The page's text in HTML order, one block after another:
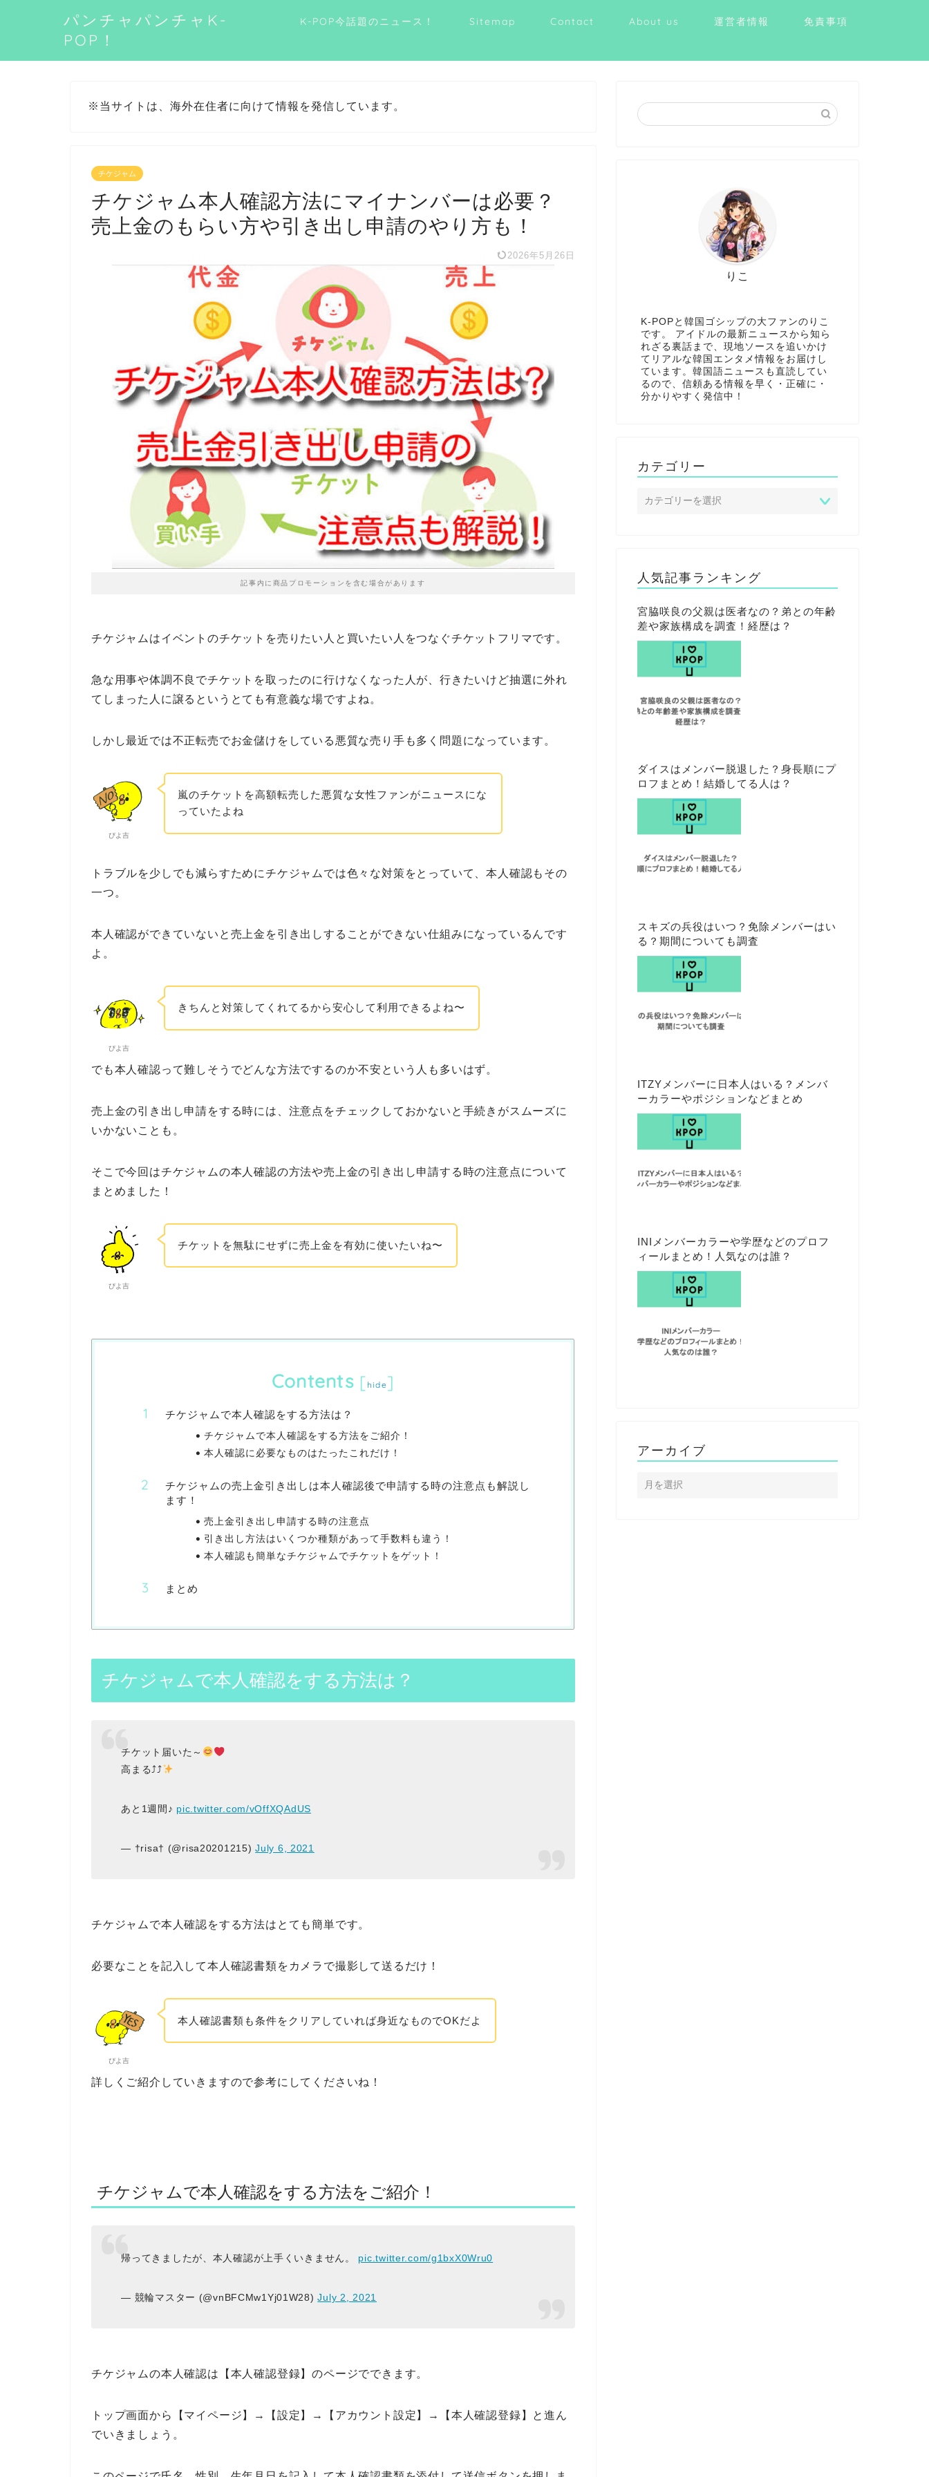
パンチャパンチャK-
POP！
K-POP今話題のニュース！ Sitemap Contact About us 運営者情報 免責事項
※当サイトは、海外在住者に向けて情報を発信しています。
チケジャム
チケジャム本人確認方法にマイナンバーは必要？
売上金のもらい方や引き出し申請のやり方も！
2026年5月26日
記事内に商品プロモーションを含む場合があります
チケジャムはイベントのチケットを売りたい人と買いたい人をつなぐチケットフリマです。
急な用事や体調不良でチケットを取ったのに行けなくなった人が、行きたいけど抽選に外れ
てしまった人に譲るというとても有意義な場ですよね。
しかし最近では不正転売でお金儲けをしている悪質な売り手も多く問題になっています。
ぴよ吉
嵐のチケットを高額転売した悪質な女性ファンがニュースにな
っていたよね
トラブルを少しでも減らすためにチケジャムでは色々な対策をとっていて、本人確認もその
一つ。
本人確認ができていないと売上金を引き出しすることができない仕組みになっているんです
よ。
ぴよ吉
きちんと対策してくれてるから安心して利用できるよね〜
でも本人確認って難しそうでどんな方法でするのか不安という人も多いはず。
売上金の引き出し申請をする時には、注意点をチェックしておかないと手続きがスムーズに
いかないことも。
そこで今回はチケジャムの本人確認の方法や売上金の引き出し申請する時の注意点について
まとめました！
ぴよ吉
チケットを無駄にせずに売上金を有効に使いたいね〜
Contents [ hide]
チケジャムで本人確認をする方法は？
チケジャムで本人確認をする方法をご紹介！
本人確認に必要なものはたったこれだけ！
チケジャムの売上金引き出しは本人確認後で申請する時の注意点も解説し
ます！
売上金引き出し申請する時の注意点
引き出し方法はいくつか種類があって手数料も違う！
本人確認も簡単なチケジャムでチケットをゲット！
まとめ
チケジャムで本人確認をする方法は？
チケット届いた～
高まる⤴⤴
あと1週間♪ pic.twitter.com/vOffXQAdUS
— †risa† (@risa20201215)July 6, 2021
チケジャムで本人確認をする方法はとても簡単です。
必要なことを記入して本人確認書類をカメラで撮影して送るだけ！
ぴよ吉
本人確認書類も条件をクリアしていれば身近なものでOKだよ
詳しくご紹介していきますので参考にしてくださいね！
チケジャムで本人確認をする方法をご紹介！
帰ってきましたが、本人確認が上手くいきません。 pic.twitter.com/g1bxX0Wru0
— 競輪マスター (@vnBFCMw1Yj01W28)July 2, 2021
チケジャムの本人確認は【本人確認登録】のページでできます。
トップ画面から【マイページ】→【設定】→【アカウント設定】→【本人確認登録】と進ん
でいきましょう。
りこ
K-POPと韓国ゴシップの大ファンのりこ
です。 アイドルの最新ニュースから知ら
れざる裏話まで、現地ソースを追いかけ
てリアルな韓国エンタメ情報をお届けし
ています。韓国語ニュースも直読してい
るので、信頼ある情報を早く・正確に・
分かりやすく発信中！
カテゴリー
人気記事ランキング
宮脇咲良の父親は医者なの？弟との年齢
差や家族構成を調査！経歴は？
ダイスはメンバー脱退した？身長順にプ
ロフまとめ！結婚してる人は？
スキズの兵役はいつ？免除メンバーはい
る？期間についても調査
ITZYメンバーに日本人はいる？メンバ
ーカラーやポジションなどまとめ
INIメンバーカラーや学歴などのプロフ
ィールまとめ！人気なのは誰？
アーカイブ